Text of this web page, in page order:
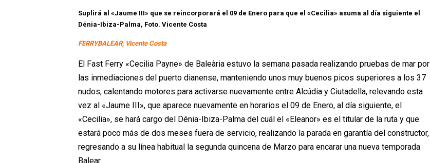
Suplirá al «Jaume III» que se reincorporará el 09 de Enero para que el «Cecilia» asuma al día siguiente el
Dénia-Ibiza-Palma, Foto. Vicente Costa
FERRYBALEAR, Vicente Costa
El Fast Ferry «Cecilia Payne» de Baleària estuvo la semana pasada realizando pruebas de mar por
las inmediaciones del puerto dianense, manteniendo unos muy buenos picos superiores a los 37
nudos, calentando motores para activarse nuevamente entre Alcúdia y Ciutadella, relevando esta
vez al «Jaume III», que aparece nuevamente en horarios el 09 de Enero, al día siguiente, el
«Cecilia», se hará cargo del Dénia-Ibiza-Palma del cuál el «Eleanor» es el titular de la ruta y que
estará poco más de dos meses fuera de servicio, realizando la parada en garantía del constructor,
regresando a su línea habitual la segunda quincena de Marzo para encarar una nueva temporada
Balear.